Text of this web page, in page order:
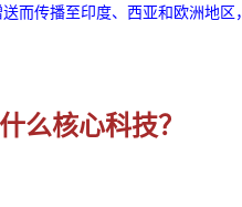
而传播至印度、西亚和欧洲地区
么核心科技？